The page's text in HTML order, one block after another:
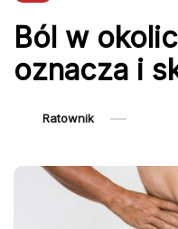
medycznego.
Ból w
oznacza i
Ratownik